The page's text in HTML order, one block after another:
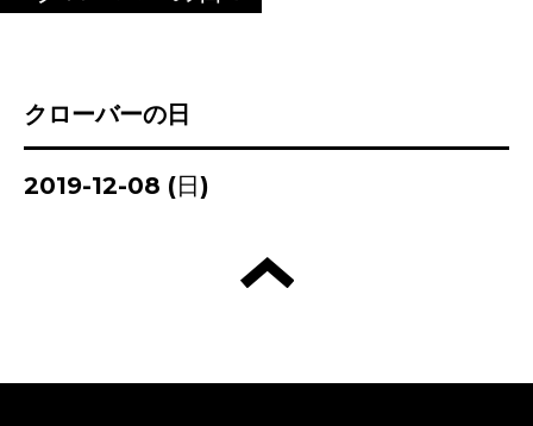
クローバーの日
2019-12-08 (日)